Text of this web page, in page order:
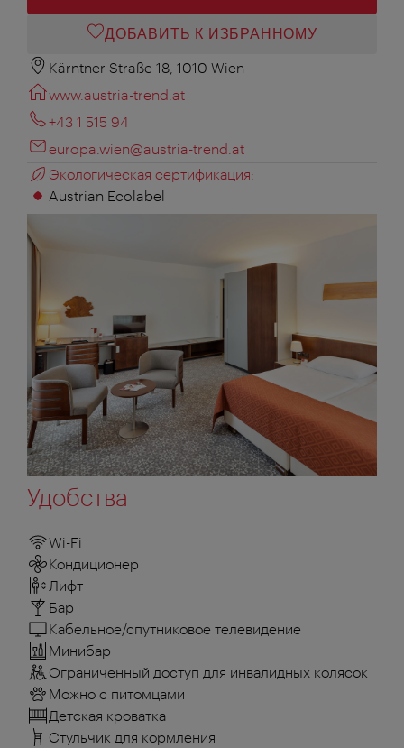
ДОБАВИТЬ К ИЗБРАННОМУ
Kärntner Straße 18, 1010 Wien
www.austria-trend.at
+43 1 515 94
europa.wien@austria-trend.at
Экологическая сертификация:
Austrian Ecolabel
Удобства
Wi-Fi
Кондиционер
Лифт
Бар
Кабельное/спутниковое телевидение
Минибар
Ограниченный доступ для инвалидных колясок
Можно с питомцами
Детская кроватка
Стульчик для кормления